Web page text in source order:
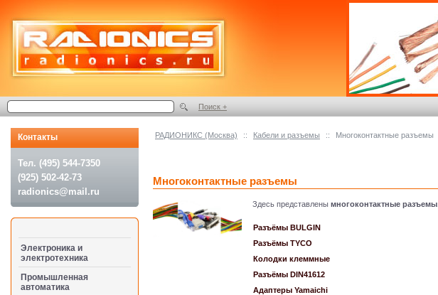
РАДИОНИКС (Москва) :: Кабели и разъемы :: Многоконтактные разъемы
Многоконтактные разъемы
Здесь представлены многоконтактные разъемы
Разъёмы BULGIN
Разъёмы TYCO
Колодки клеммные
Разъёмы DIN41612
Адаптеры Yamaichi
Контакты
Тел. (495) 544-7350
(925) 502-42-73
radionics@mail.ru
Электроника и
электротехника
Промышленная
автоматика
Поиск +